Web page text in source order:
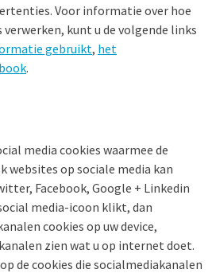
Voor informatie over hoe
verwerken, kunt u de volgende links
gebruikt, het
.
media cookies waarmee de
websites op sociale media kan
Facebook, Google + Linkedin
media-icoon klikt, dan
cookies op uw device,
zien wat u op internet doet.
de cookies die socialmediakanalen